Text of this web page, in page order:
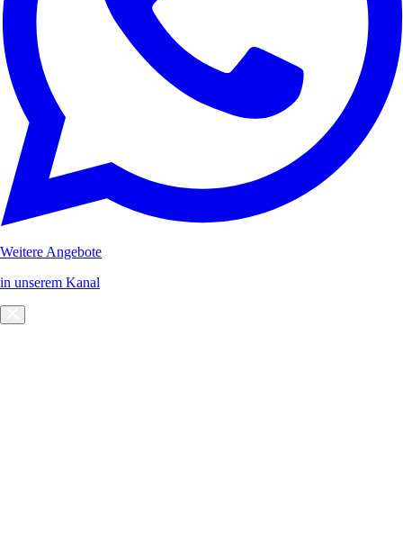
Weitere Angebote
in unserem Kanal